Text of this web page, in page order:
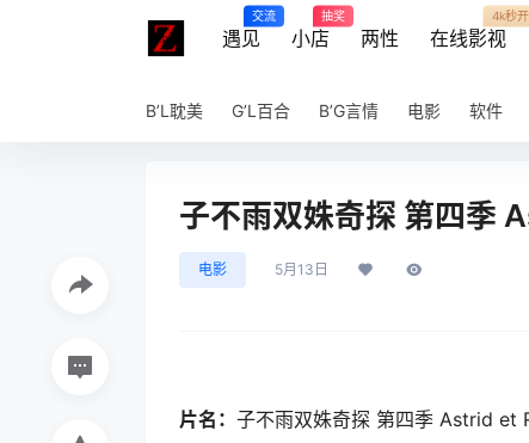
遇见
交流
小店
抽奖
两性 在线影视
4k秒开
B’L耽美 G’L百合 B’G言情 电影 软件
子不雨双姝奇探 第四季
电影 5月13日
片名： 子不雨双姝奇探 第四季 Astrid et